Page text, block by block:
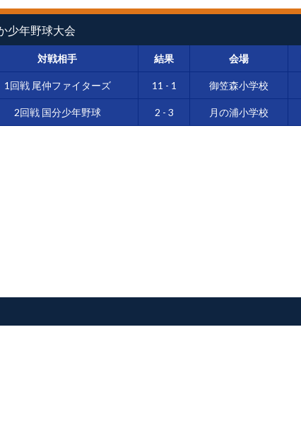
少年野球大会
対戦相手 結果 会場
1回戦 尾仲ファイターズ 11 - 1 御笠森小学校
2回戦 国分少年野球 2 - 3 月の浦小学校